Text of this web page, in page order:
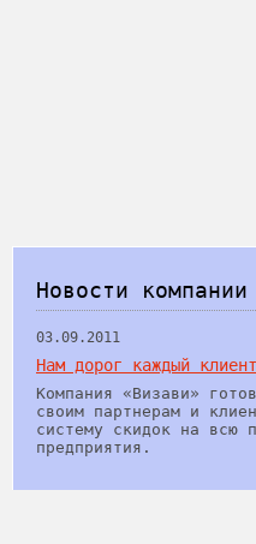
Новости компании
03.09.2011
Нам дорог каждый
Компания «Визави»
своим партнерам и
систему скидок на всю
предприятия.